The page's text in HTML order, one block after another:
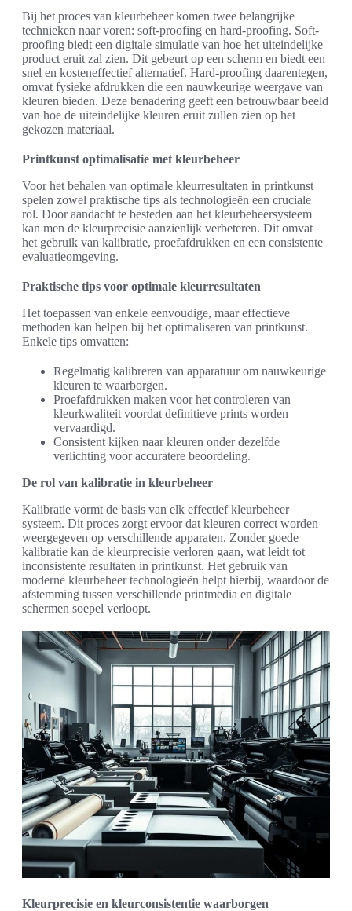
Bij het proces van kleurbeheer komen twee belangrijke
technieken naar voren: soft-proofing en hard-proofing. Soft-
proofing biedt een digitale simulatie van hoe het uiteindelijke
product eruit zal zien. Dit gebeurt op een scherm en biedt een
snel en kosteneffectief alternatief. Hard-proofing daarentegen,
omvat fysieke afdrukken die een nauwkeurige weergave van
kleuren bieden. Deze benadering geeft een betrouwbaar beeld
van hoe de uiteindelijke kleuren eruit zullen zien op het
gekozen materiaal.
Printkunst optimalisatie met kleurbeheer
Voor het behalen van optimale kleurresultaten in printkunst
spelen zowel praktische tips als technologieën een cruciale
rol. Door aandacht te besteden aan het kleurbeheersysteem
kan men de kleurprecisie aanzienlijk verbeteren. Dit omvat
het gebruik van kalibratie, proefafdrukken en een consistente
evaluatieomgeving.
Praktische tips voor optimale kleurresultaten
Het toepassen van enkele eenvoudige, maar effectieve
methoden kan helpen bij het optimaliseren van printkunst.
Enkele tips omvatten:
Regelmatig kalibreren van apparatuur om nauwkeurige
kleuren te waarborgen.
Proefafdrukken maken voor het controleren van
kleurkwaliteit voordat definitieve prints worden
vervaardigd.
Consistent kijken naar kleuren onder dezelfde
verlichting voor accuratere beoordeling.
De rol van kalibratie in kleurbeheer
Kalibratie vormt de basis van elk effectief kleurbeheer
systeem. Dit proces zorgt ervoor dat kleuren correct worden
weergegeven op verschillende apparaten. Zonder goede
kalibratie kan de kleurprecisie verloren gaan, wat leidt tot
inconsistente resultaten in printkunst. Het gebruik van
moderne kleurbeheer technologieën helpt hierbij, waardoor de
afstemming tussen verschillende printmedia en digitale
schermen soepel verloopt.
Kleurprecisie en kleurconsistentie waarborgen